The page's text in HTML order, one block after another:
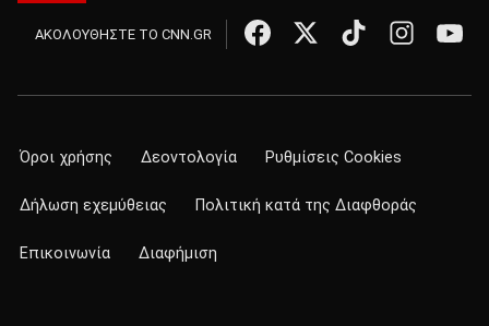
ΑΚΟΛΟΥΘΗΣΤΕ ΤΟ CNN.GR
Όροι χρήσης Δεοντολογία Ρυθμίσεις Cookies
Δήλωση εχεμύθειας Πολιτική κατά της Διαφθοράς
Επικοινωνία Διαφήμιση